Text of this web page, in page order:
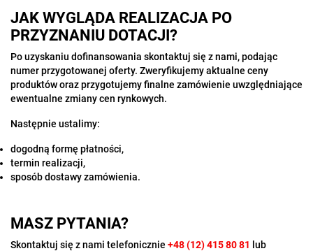
JAK WYGLĄDA REALIZACJA PO
PRZYZNANIU DOTACJI?
Po uzyskaniu dofinansowania skontaktuj się z nami, podając
numer przygotowanej oferty. Zweryfikujemy aktualne ceny
produktów oraz przygotujemy finalne zamówienie uwzględniające
ewentualne zmiany cen rynkowych.
Następnie ustalimy:
dogodną formę płatności,
termin realizacji,
sposób dostawy zamówienia.
MASZ PYTANIA?
Skontaktuj się z nami telefonicznie +48 (12) 415 80 81 lub